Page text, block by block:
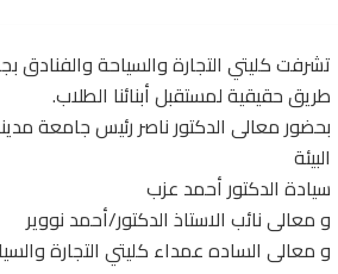
تشرفت كليتي التجارة والسياحة والفنادق
طريق حقيقية لمستقبل أبنائنا الطلاب.
بحضور معالى الدكتور ناصر رئيس جامعة
البيئة
سيادة الدكتور أحمد عزب
و معالى نائب الاستاذ الدكتور/أحمد نووير
و معالى الساده عمداء كليتي التجارة